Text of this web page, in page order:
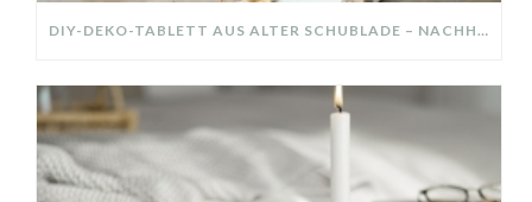
DIY-DEKO-TABLETT AUS ALTER SCHUBLADE – NACHHALTIGE HERBSTDEKO SELBER MACHEN!